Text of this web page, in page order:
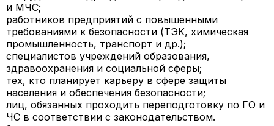
и МЧС;
работников предприятий с повышенными
требованиями к безопасности (ТЭК, химическая
промышленность, транспорт и др.);
специалистов учреждений образования,
здравоохранения и социальной сферы;
тех, кто планирует карьеру в сфере защиты
населения и обеспечения безопасности;
лиц, обязанных проходить переподготовку по ГО и
ЧС в соответствии с законодательством.